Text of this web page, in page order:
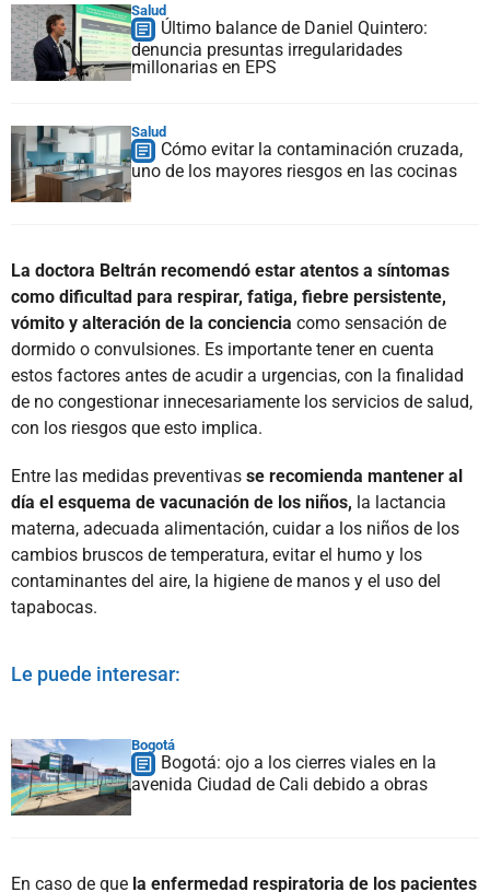
Salud
Último balance de Daniel Quintero:
denuncia presuntas irregularidades
millonarias en EPS
Salud
Cómo evitar la contaminación cruzada,
uno de los mayores riesgos en las cocinas
La doctora Beltrán recomendó estar atentos a síntomas
como dificultad para respirar, fatiga, fiebre persistente,
vómito y alteración de la conciencia como sensación de
dormido o convulsiones. Es importante tener en cuenta
estos factores antes de acudir a urgencias, con la finalidad
de no congestionar innecesariamente los servicios de salud,
con los riesgos que esto implica.
Entre las medidas preventivas se recomienda mantener al
día el esquema de vacunación de los niños, la lactancia
materna, adecuada alimentación, cuidar a los niños de los
cambios bruscos de temperatura, evitar el humo y los
contaminantes del aire, la higiene de manos y el uso del
tapabocas.
Le puede interesar:
Bogotá
Bogotá: ojo a los cierres viales en la
avenida Ciudad de Cali debido a obras
En caso de que la enfermedad respiratoria de los pacientes